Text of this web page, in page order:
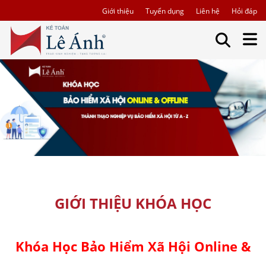
Giới thiệu Tuyển dụng Liên hệ Hỏi đáp
GIỚI THIỆU KHÓA HỌC
Khóa Học Bảo Hiểm Xã Hội Online &